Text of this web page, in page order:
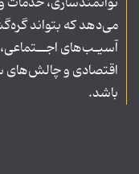
می‌دهد که بتواند
آسیـب‌های
اقتصادی و چالش‌های
باشد.